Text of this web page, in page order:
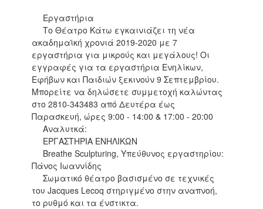
ΑΝΘΕΚΤΙΚΗΕργαστήρια
Το Θέατρο Κάτω εγκαινιάζει τη νέα
ακαδημαϊκή χρονιά 2019-2020 με 7
εργαστήρια για μικρούς και μεγάλους! Οι
εγγραφές για τα εργαστήρια Ενηλίκων,
Εφήβων και Παιδιών ξεκινούν 9 Σεπτεμβρίου.
Μπορείτε να δηλώσετε συμμετοχή καλώντας
στο 2810-343483 από Δευτέρα έως
Παρασκευή, ώρες 9:00 - 14:00 & 17:00 - 20:00
Αναλυτκά:
ΕΡΓΑΣΤΗΡΙΑ ΕΝΗΛΙΚΩΝ
Breathe Sculpturing, Υπεύθυνος εργαστηρίου:
Πάνος Ιωαννίδης
Σωματικό θέατρο βασισμένο σε τεχνικές
του Jacques Lecoq στηριγμένο στην αναπνοή,
το ρυθμό και τα ένστικτα.